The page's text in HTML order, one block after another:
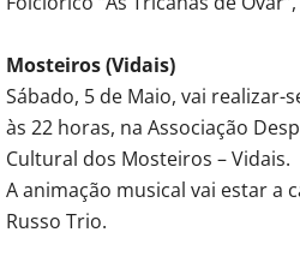
Mosteiros (Vidais)
Sábado, 5 de Maio, vai realizar-
às 22 horas, na Associação
Cultural dos Mosteiros – Vidais.
A animação musical vai estar a
Russo Trio.